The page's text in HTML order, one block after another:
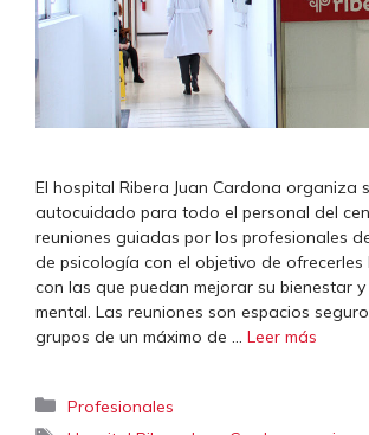
El hospital Ribera Juan Cardona organiza
autocuidado para todo el personal del
reuniones guiadas por los profesionales
de psicología con el objetivo de ofrecerles
con las que puedan mejorar su bienestar
mental. Las reuniones son espacios
grupos de un máximo de … Leer más
Categorías
Profesionales